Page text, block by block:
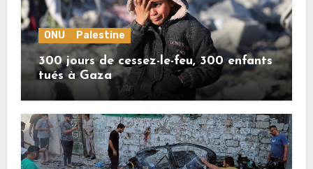
ONU Palestine
300 jours de cessez-le-feu, 300 enfants
tués à Gaza